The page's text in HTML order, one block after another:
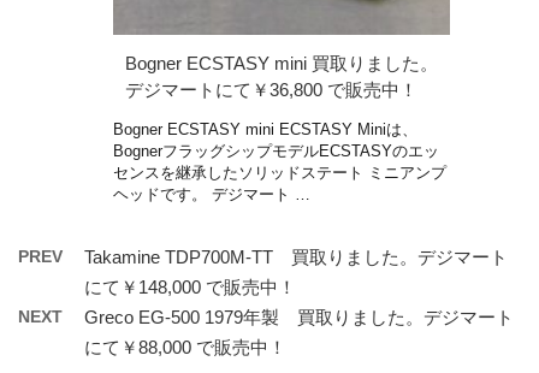
Bogner ECSTASY mini 買取りました。
デジマートにて￥36,800 で販売中！
Bogner ECSTASY mini ECSTASY Miniは、
BognerフラッグシップモデルECSTASYのエッ
センスを継承したソリッドステート ミニアンプ
ヘッドです。 デジマート …
PREV
Takamine TDP700M-TT 買取りました。デジマート
にて￥148,000 で販売中！
NEXT
Greco EG-500 1979年製 買取りました。デジマート
にて￥88,000 で販売中！